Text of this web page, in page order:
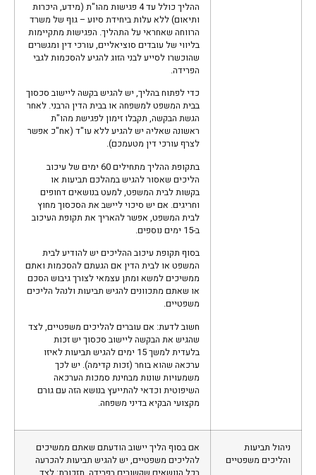
ההליך כולל עד 4 פגישות מהו"ת (מידע, היכרות
ותיאום) ללא עלות ביחידת סיוע – גוף של משרד
הרווחה שאחראי על התהליך. הפגישות מתקיימות
בליווי של עובדים סוציאליים, עורכי דין ומגשרים
שהוכשרו לסייע לבני הזוג להגיע להסכמות לגבי
הפרידה.
כדי לפתוח בהליך, יש להגיש בקשה ליישוב סכסוך
בבית המשפט למשפחה או בבית הדין הרבני. לאחר
הגשת הבקשה, תקבלו זימון לפגישת מהו"ת
ראשונה שאליה יש להגיע ללא עו"ד (אח"כ אפשר
לצרף עורכי דין מטעמכם).
בתקופת ההליך מתחילים 60 ימים של עיכוב
הליכים שאסור להגיש במהלכם תביעות או
בקשות לבית המשפט, למעט בנושאים דחופים
וחריגים. אם יש סיכוי ליישב את הסכסוך מחוץ
לבית המשפט, אפשר להאריך את תקופת העיכוב
בסוף תקופת עיכוב ההליכים יש להודיע לבית
המשפט או לבית הדין אם הגעתם להסכמות ואתם
ממשיכים למשא ומתן עצמאי לצורך גיבוש הסכם
או שאתם מתכוונים להגיש תביעות ולנהל הליכים
משפטיים.
חשוב לדעת: אם עוברים להליכים משפטיים, לצד
שהגיש את הבקשה ליישוב סכסוך יש זכות
בלעדית למשך 15 ימים להגיש תביעות לאיזו
ערכאה שהוא בוחר (זכות קדימה). יש לכך
משמעויות שונות מבחינת סמכות הערכאה
השיפוטית וכדאי להתייעץ בנושא הזה עם גורם
מקצועי הבקיא בדיני משפחה.
ניהול תביעות
והליכים משפטיים
אם בסוף הליך יישוב הודעתם שאתם ממשיכים
להליכים משפטיים, יש להגיש תביעות להכרעה